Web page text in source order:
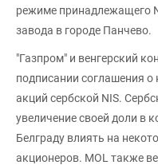
режиме принадлежащего
завода в городе Панчево.
"Газпром" и венгерский
подписании соглашения
акций сербской NIS.
увеличение своей доли в
Белграду влиять на
акционеров. MOL также